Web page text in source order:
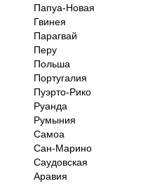
Папуа-Новая
Гвинея
Парагвай
Перу
Польша
Португалия
Пуэрто-Рико
Руанда
Румыния
Самоа
Сан-Марино
Саудовская
Аравия